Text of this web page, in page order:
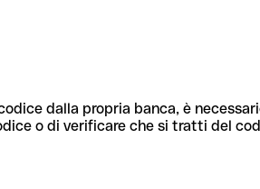
dalla propria banca, è
o di verificare che si tratti del